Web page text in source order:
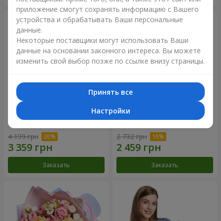
Букет "Очей очарованье"
4 199 грн
Заказать
Букет "Не упускай мечту!"
2 732 грн
Заказать
приложение смогут сохранять информацию с Вашего
устройства и обрабатывать Ваши персональные
данные.
Некоторые поставщики могут использовать Ваши
данные на основании законного интереса. Вы можете
изменить свой выбор позже по ссылке внизу страницы.
Принять все
Настройки